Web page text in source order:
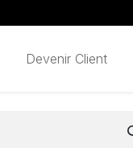
Devenir Client